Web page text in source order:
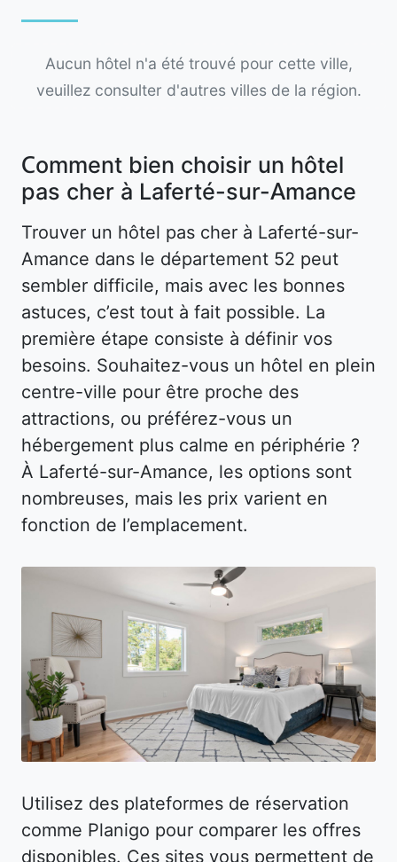
Aucun hôtel n'a été trouvé pour cette ville,
veuillez consulter d'autres villes de la région.
Comment bien choisir un hôtel
pas cher à Laferté-sur-Amance
Trouver un hôtel pas cher à Laferté-sur-
Amance dans le département 52 peut
sembler difficile, mais avec les bonnes
astuces, c’est tout à fait possible. La
première étape consiste à définir vos
besoins. Souhaitez-vous un hôtel en plein
centre-ville pour être proche des
attractions, ou préférez-vous un
hébergement plus calme en périphérie ?
À Laferté-sur-Amance, les options sont
nombreuses, mais les prix varient en
fonction de l’emplacement.
Utilisez des plateformes de réservation
comme Planigo pour comparer les offres
disponibles. Ces sites vous permettent de